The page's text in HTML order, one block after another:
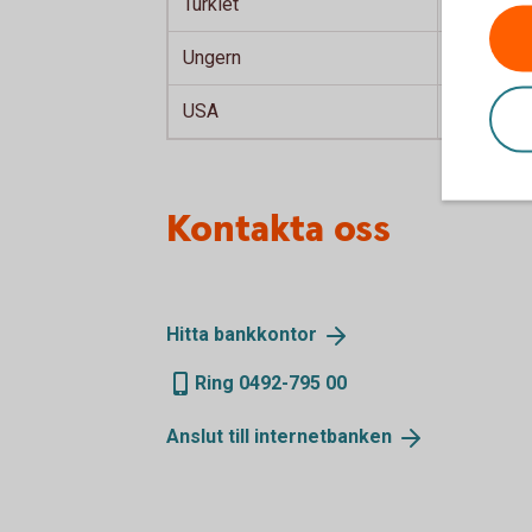
Ungern Ungersk
USA
Kontakta oss
Hitta bankkontor
Ring 0492-795 00
Anslut till internetbanken